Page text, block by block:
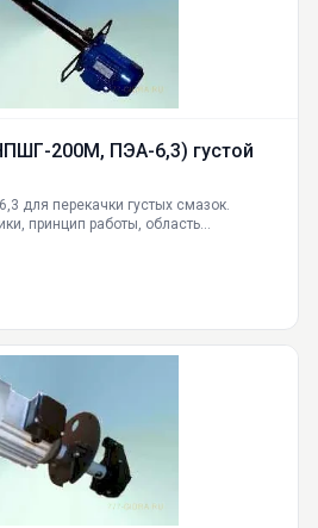
200М, ПЭА-6,3) густой
для перекачки густых смазок.
принцип работы, область